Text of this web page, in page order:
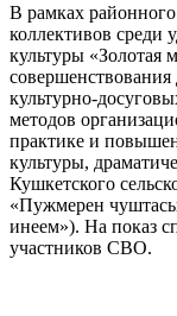
В рамках
коллективов среди
культуры «Золотая
культурно-
методов
практике и
культуры,
Кушкетского
«Пужмерен
инеем»). На показ
участников СВО.